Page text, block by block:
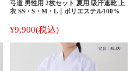
弓道 男性用 2枚セット 夏用 吸汗速乾 上
衣 SS・S・M・L｜ポリエステル100%
¥9,900(税込)